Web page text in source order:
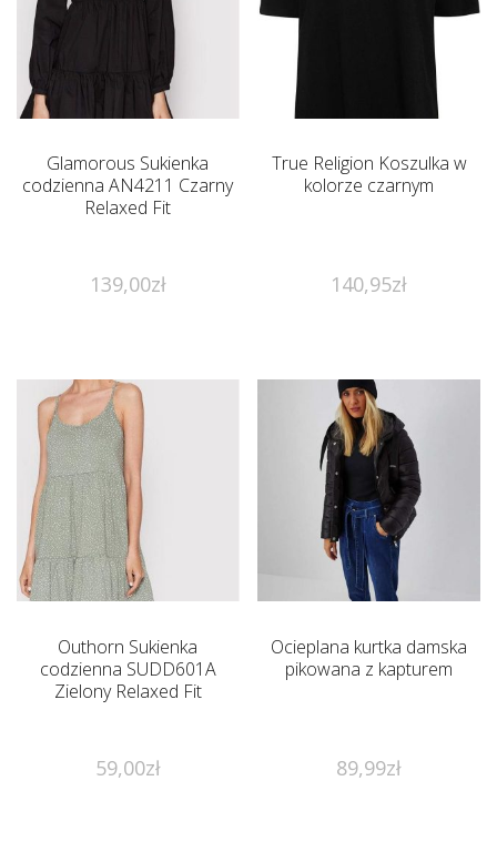
Glamorous Sukienka
codzienna AN4211 Czarny
Relaxed Fit
139,00zł
True Religion Koszulka w
kolorze czarnym
140,95zł
Outhorn Sukienka
codzienna SUDD601A
Zielony Relaxed Fit
59,00zł
Ocieplana kurtka damska
pikowana z kapturem
89,99zł